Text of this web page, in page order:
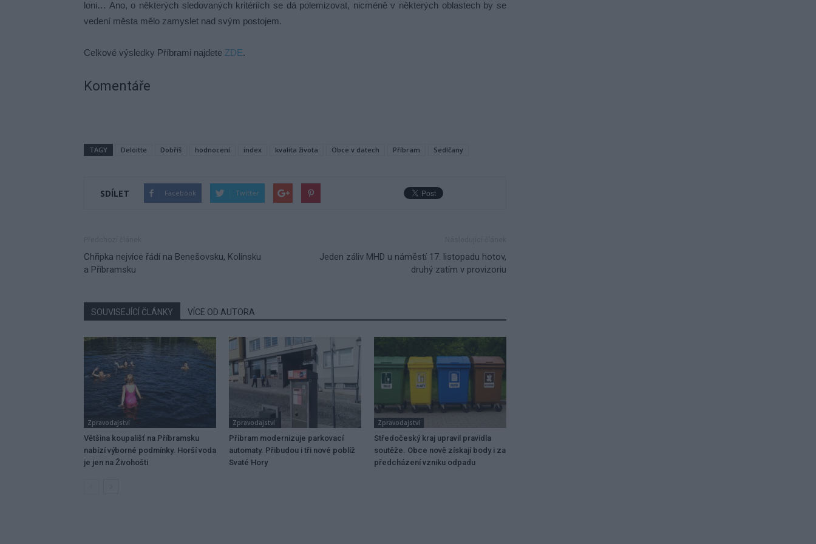
loni… Ano, o některých sledovaných kritériích se dá polemizovat, nicméně v některých oblastech by se
vedení města mělo zamyslet nad svým postojem.
Celkové výsledky Příbrami najdete ZDE.
Komentáře
TAGY Deloitte Dobříš hodnocení index kvalita života Obce v datech Příbram Sedlčany
SDÍLET Facebook Twitter
Chřipka nejvíce řádí na Benešovsku, Kolínsku
a Příbramsku
Jeden záliv MHD u náměstí 17. listopadu hotov,
druhý zatím v provizoriu
SOUVISEJÍCÍ ČLÁNKY VÍCE OD AUTORA
Zpravodajství
Většina koupališť na Příbramsku
nabízí výborné podmínky. Horší voda
je jen na Živohošti
Zpravodajství
Příbram modernizuje parkovací
automaty. Přibudou i tři nové poblíž
Svaté Hory
Zpravodajství
Středočeský kraj upravil pravidla
soutěže. Obce nově získají body i za
předcházení vzniku odpadu